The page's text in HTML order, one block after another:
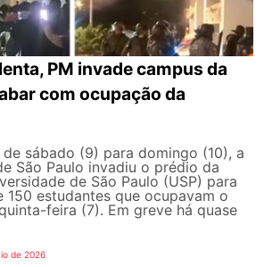
PM invade campus da
com ocupação da
sábado (9) para domingo (10), a
São Paulo invadiu o prédio da
de São Paulo (USP) para
150 estudantes que ocupavam o
feira (7). Em greve há quase
de 2026